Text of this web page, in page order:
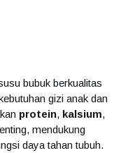
bubuk berkualitas
gizi anak dan
protein, kalsium,
mendukung
daya tahan tubuh.